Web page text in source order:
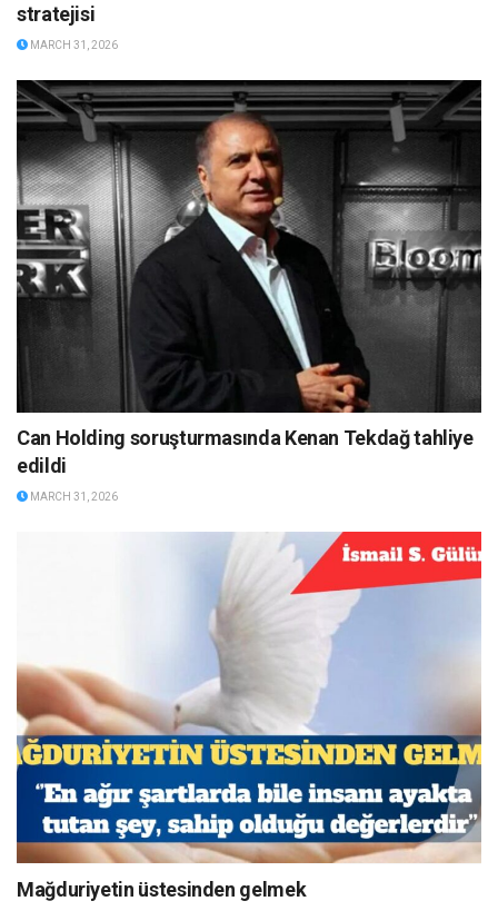
stratejisi
MARCH 31, 2026
Can Holding soruşturmasında Kenan Tekdağ tahliye
edildi
MARCH 31, 2026
Mağduriyetin üstesinden gelmek